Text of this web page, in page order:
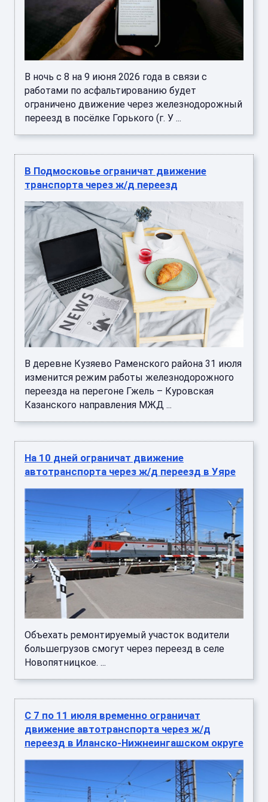
В ночь с 8 на 9 июня 2026 года в связи с
работами по асфальтированию будет
ограничено движение через железнодорожный
переезд в посёлке Горького (г. У ...
В Подмосковье ограничат движение
транспорта через ж/д переезд
В деревне Кузяево Раменского района 31 июля
изменится режим работы железнодорожного
переезда на перегоне Гжель – Куровская
Казанского направления МЖД ...
На 10 дней ограничат движение
автотранспорта через ж/д переезд в Уяре
Объехать ремонтируемый участок водители
большегрузов смогут через переезд в селе
Новопятницкое. ...
С 7 по 11 июля временно ограничат
движение автотранспорта через ж/д
переезд в Иланско-Нижнеингашском округе